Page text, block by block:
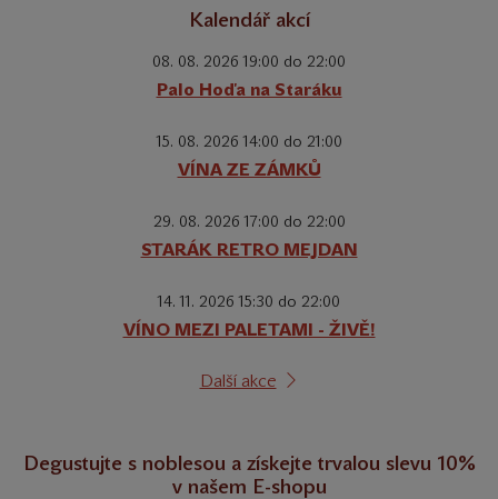
Kalendář akcí
08. 08. 2026 19:00 do 22:00
Palo Hoďa na Staráku
15. 08. 2026 14:00 do 21:00
VÍNA ZE ZÁMKŮ
29. 08. 2026 17:00 do 22:00
STARÁK RETRO MEJDAN
14. 11. 2026 15:30 do 22:00
VÍNO MEZI PALETAMI - ŽIVĚ!
Další akce
Degustujte s noblesou a získejte trvalou slevu 10%
v našem E-shopu